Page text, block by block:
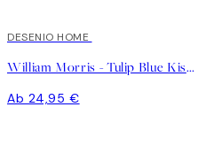
DESENIO HOME
William Morris - Tulip Blue Kissenbezug
Ab 24,95 €